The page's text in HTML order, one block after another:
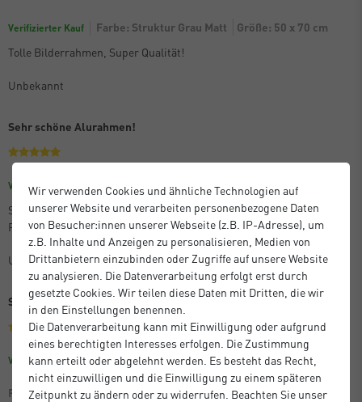
Verifizierter Kauf Farbe: Struktur Grau Matt
Größe: 50 x 70 cm
Tolle Bilderrahmen, Super Qualität!
Unbekannt
Sehr schöne Alurahmen!
Verifizierter Kauf Größe: 40 x 50 cm
Farbe: Struktur Schwarz Matt
Sehr schöne, qualitativ hochwertige Rahmen zu einem guten, fairen
Preis. Kaufe ich gerne immer wieder!
Unbekannt
Sehr schöne schlichte Bilderrahmen
Verifizierter Kauf Größe: 21 x 29,7 cm (A4)
Farbe: Struktur Silber Matt
Wir verwenden Cookies und ähnliche Technologien auf
unserer Website und verarbeiten personenbezogene Daten
von Besucher:innen unserer Webseite (z.B. IP-Adresse), um
z.B. Inhalte und Anzeigen zu personalisieren, Medien von
Drittanbietern einzubinden oder Zugriffe auf unsere Website
zu analysieren. Die Datenverarbeitung erfolgt erst durch
gesetzte Cookies. Wir teilen diese Daten mit Dritten, die wir
in den Einstellungen benennen.
Die Datenverarbeitung kann mit Einwilligung oder aufgrund
eines berechtigten Interesses erfolgen. Die Zustimmung
kann erteilt oder abgelehnt werden. Es besteht das Recht,
nicht einzuwilligen und die Einwilligung zu einem späteren
Zeitpunkt zu ändern oder zu widerrufen. Beachten Sie unser